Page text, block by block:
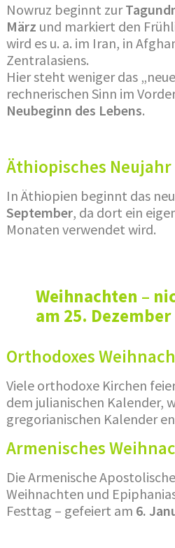
Nowruz beginnt zur
März und markiert den
wird es u. a. im Iran, in
Zentralasiens.
Hier steht weniger das
rechnerischen Sinn im
Neubeginn des Lebens.
Äthiopisches Neujahr
In Äthiopien beginnt das
September, da dort ein
Monaten verwendet wird.
Weihnachten –
am 25. Dezember
Orthodoxes
Viele orthodoxe Kirchen
dem julianischen Kalender,
gregorianischen Kalender
Armenisches
Die Armenische
Weihnachten und
Festtag – gefeiert am 6.